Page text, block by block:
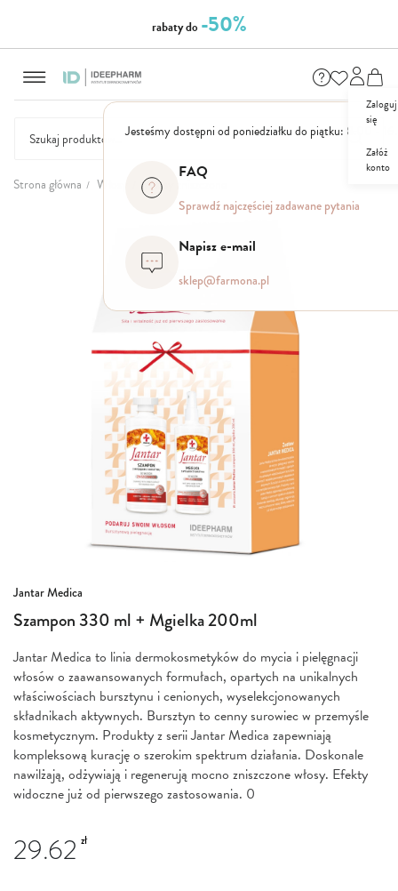
rabaty do -50%
do
treści
Jesteśmy dostępni od poniedziałku do piątku: 8.00 -
FAQ
Sprawdź najczęściej zadawane pytania
Napisz e-mail
sklep@farmona.pl
Zaloguj
się
Załóż
konto
NASZE
Strona główna Włosy Włosy zniszczone
Jantar Medica
Szampon 330 ml + Mgielka 200ml
Jantar Medica to linia dermokosmetyków do mycia i pielęgnacji
włosów o zaawansowanych formułach, opartych na unikalnych
właściwościach bursztynu i cenionych, wyselekcjonowanych
składnikach aktywnych. Bursztyn to cenny surowiec w przemyśle
kosmetycznym. Produkty z serii Jantar Medica zapewniają
kompleksową kurację o szerokim spektrum działania. Doskonale
nawilżają, odżywiają i regenerują mocno zniszczone włosy. Efekty
widoczne już od pierwszego zastosowania. 0
29.62 zł
Przejdź
początek